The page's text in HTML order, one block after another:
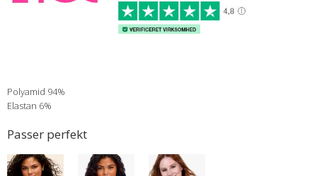
Polyamid 94%
Elastan 6%
Passer perfekt